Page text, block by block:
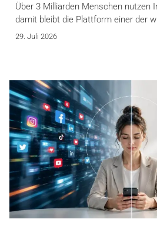
Über 3 Milliarden Menschen nutzen
damit bleibt die Plattform einer der
29. Juli 2026